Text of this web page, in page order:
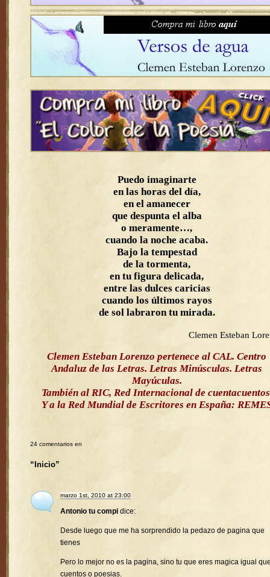
Puedo imaginarte
en las horas del día,
en el amanecer
que despunta el alba
o meramente…,
cuando la noche acaba.
Bajo la tempestad
de la tormenta,
en tu figura delicada,
entre las dulces caricias
cuando los últimos rayos
de sol labraron tu mirada.
Clemen Esteban
Clemen Esteban Lorenzo pertenece al CAL. Centro
Andaluz de las Letras. Letras Minúsculas. Letras
Mayúculas.
También al RIC, Red Internacional de
Y a la Red Mundial de Escritores en España:
24 comentarios en
“Inicio”
marzo 1st, 2010 at 23:00
Antonio tu compi dice:
Desde luego que me ha sorprendido la pedazo de pagina que
tienes
Pero lo mejor no es la pagina, sino tu que eres magica igual
cuentos o poesias.